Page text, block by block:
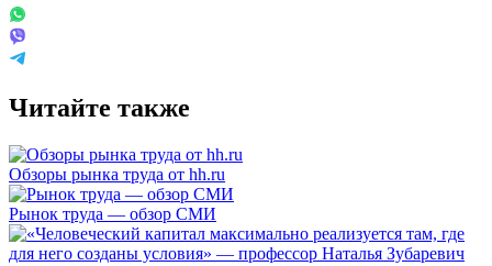
Читайте также
Обзоры рынка труда от hh.ru
Рынок труда — обзор СМИ